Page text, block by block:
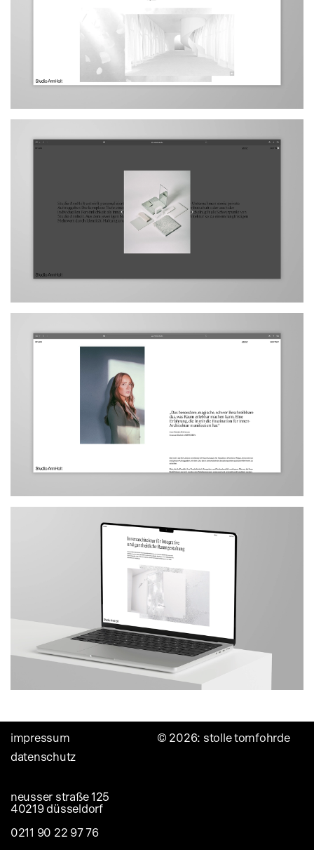
navigation
impressum
datenschutz
© 2026: stolle tomfohrde
neusser straße 125
40219 düsseldorf
0211 90 22 97 76